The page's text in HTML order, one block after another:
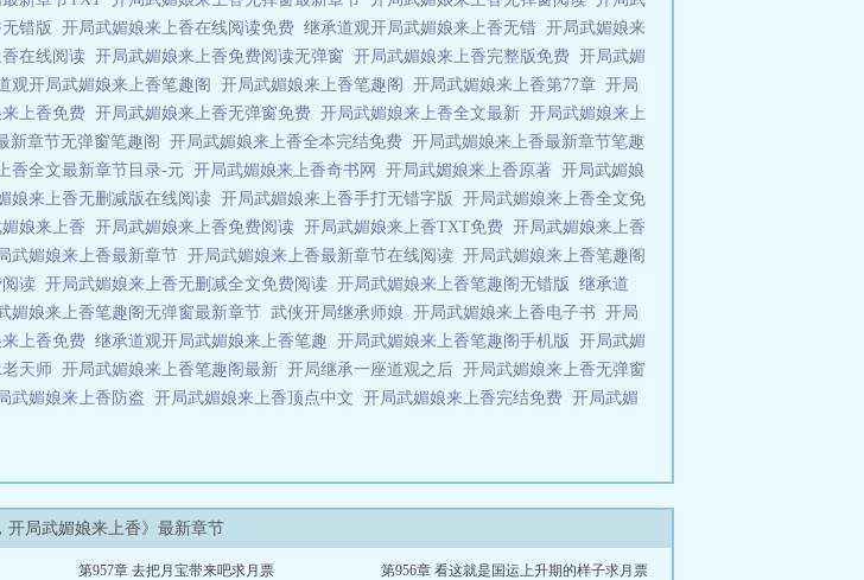
错版 开局武媚娘来上香在线阅读免费 继承道观开局武媚娘来上香无错 开局武媚娘来
在线阅读 开局武媚娘来上香免费阅读无弹窗 开局武媚娘来上香完整版免费 开局武媚
观开局武媚娘来上香笔趣阁 开局武媚娘来上香笔趣阁 开局武媚娘来上香第77章 开局
上香免费 开局武媚娘来上香无弹窗免费 开局武媚娘来上香全文最新 开局武媚娘来上
新章节无弹窗笔趣阁 开局武媚娘来上香全本完结免费 开局武媚娘来上香最新章节笔趣
香全文最新章节目录-元 开局武媚娘来上香奇书网 开局武媚娘来上香原著 开局武媚娘
娘来上香无删减版在线阅读 开局武媚娘来上香手打无错字版 开局武媚娘来上香全文免
娘来上香 开局武媚娘来上香免费阅读 开局武媚娘来上香TXT免费 开局武媚娘来上香
武媚娘来上香最新章节 开局武媚娘来上香最新章节在线阅读 开局武媚娘来上香笔趣阁
读 开局武媚娘来上香无删减全文免费阅读 开局武媚娘来上香笔趣阁无错版 继承道
媚娘来上香笔趣阁无弹窗最新章节 武侠开局继承师娘 开局武媚娘来上香电子书 开局
上香免费 继承道观开局武媚娘来上香笔趣 开局武媚娘来上香笔趣阁手机版 开局武媚
天师 开局武媚娘来上香笔趣阁最新 开局继承一座道观之后 开局武媚娘来上香无弹窗
武媚娘来上香防盗 开局武媚娘来上香顶点中文 开局武媚娘来上香完结免费 开局武媚
开局武媚娘来上香》最新章节
第957章 去把月宝带来吧求月票 第956章 看这就是国运上升期的样子求月票